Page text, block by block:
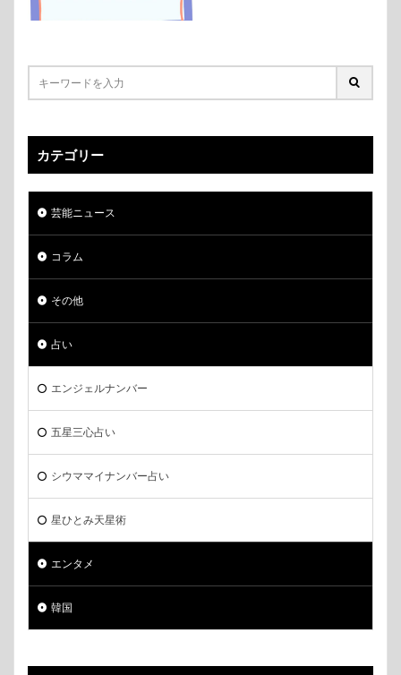
カテゴリー
芸能ニュース
コラム
その他
占い
エンジェルナンバー
五星三心占い
シウママイナンバー占い
星ひとみ天星術
エンタメ
韓国